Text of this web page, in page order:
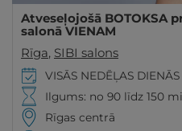
Atveseļojošā BOTOKSA
salonā VIENAM
Rīga, SIBI salons
VISĀS NEDĒĻAS DIENĀS
Ilgums: no 90 līdz 150
Rīgas centrā